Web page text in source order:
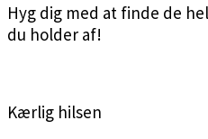
Hyg dig med at finde de
du holder af!
Kærlig hilsen